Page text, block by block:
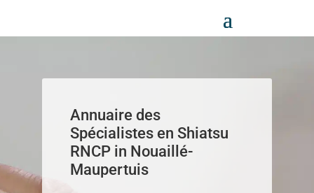
Annuaire des
Spécialistes en Shiatsu
RNCP in Nouaillé-
Maupertuis